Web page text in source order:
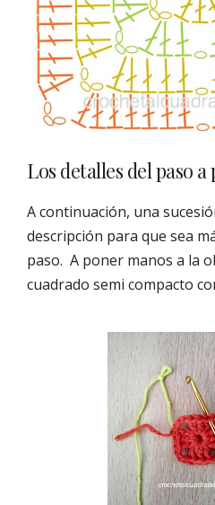
Los detalles del paso a
A continuación, una
descripción para que sea
paso. A poner manos a la
cuadrado semi compacto